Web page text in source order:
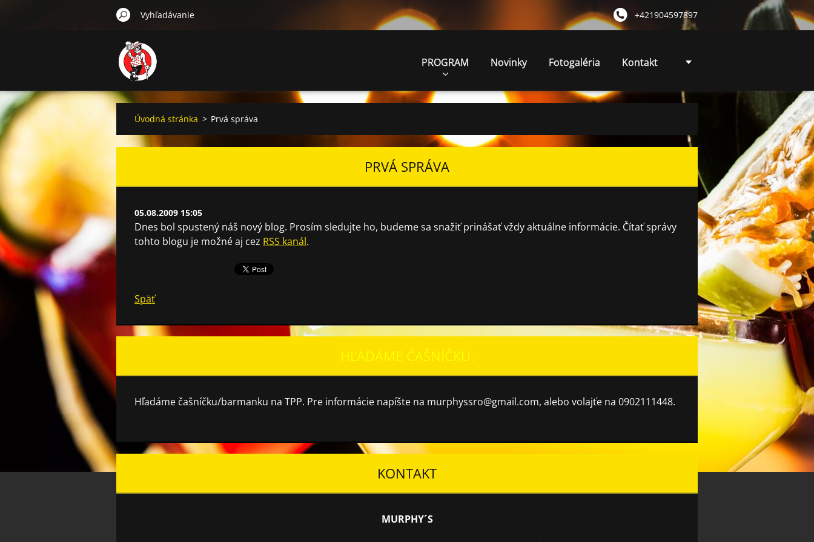
+421904597897
PROGRAM Novinky Fotogaléria Kontakt
Úvodná stránka > Prvá správa
PRVÁ SPRÁVA
05.08.2009 15:05
Dnes bol spustený náš nový blog. Prosím sledujte ho, budeme sa snažiť prinášať vždy aktuálne informácie. Čítať správy
tohto blogu je možné aj cez RSS kanál.
Späť
HĽADÁME ČAŠNÍČKU.
Hľadáme čašníčku/barmanku na TPP. Pre informácie napíšte na murphyssro@gmail.com, alebo volajťe na 0902111448.
KONTAKT
MURPHY´S